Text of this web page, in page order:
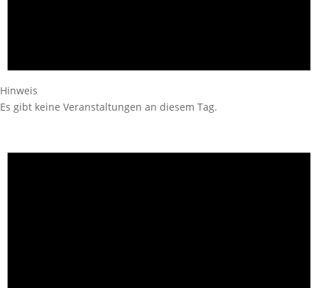
Hinweis
Es gibt keine Veranstaltungen an diesem Tag.